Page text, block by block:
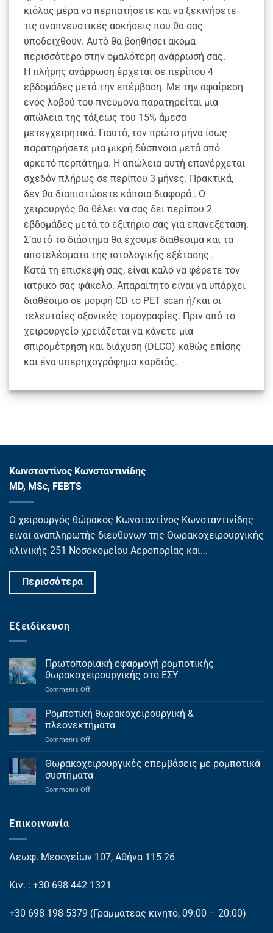
κιόλας μέρα να περπατήσετε και να ξεκινήσετε
τις αναπνευστικές ασκήσεις που θα σας
υποδειχθούν. Αυτό θα βοηθήσει ακόμα
περισσότερο στην ομαλότερη ανάρρωσή σας.
Η πλήρης ανάρρωση έρχεται σε περίπου 4
εβδομάδες μετά την επέμβαση. Με την αφαίρεση
ενός λοβού του πνεύμονα παρατηρείται μια
απώλεια της τάξεως του 15% άμεσα
μετεγχειρητικά. Γιαυτό, τον πρώτο μήνα ίσως
παρατηρήσετε μια μικρή δύσπνοια μετά από
αρκετό περπάτημα. Η απώλεια αυτή επανέρχεται
σχεδόν πλήρως σε περίπου 3 μήνες. Πρακτικά,
δεν θα διαπιστώσετε κάποια διαφορά . Ο
χειρουργός θα θέλει να σας δει περίπου 2
εβδομάδες μετά το εξιτήριο σας για επανεξέταση.
Σ’αυτό το διάστημα θα έχουμε διαθέσιμα και τα
αποτελέσματα της ιστολογικής εξέτασης .
Κατά τη επίσκεψή σας, είναι καλό να φέρετε τον
ιατρικό σας φάκελο. Απαραίτητο είναι να υπάρχει
διαθέσιμο σε μορφή CD το PET scan ή/και οι
τελευταίες αξονικές τομογραφίες. Πριν από το
χειρουργείο χρειάζεται να κάνετε μια
σπιρομέτρηση και διάχυση (DLCO) καθώς επίσης
και ένα υπερηχογράφημα καρδιάς.
Κωνσταντίνος Κωνσταντινίδης
MD, MSc, FEBTS
Ο χειρουργός θώρακος Κωνσταντίνος Κωνσταντινίδης
είναι αναπληρωτής διευθύνων της Θωρακοχειρουργικής
κλινικής 251 Νοσοκομείου Αεροπορίας και...
Περισσότερα
Εξειδίκευση
Πρωτοποριακή εφαρμογή ρομποτικής
θωρακοχειρουργικής στο ΕΣΥ
Comments Offon
εφαρμογή
ρομποτικής
θωρακοχειρουργικής
στο
Ρομποτική θωρακοχειρουργική &
πλεονεκτήματα
Comments Offon
θωρακοχειρουργική
πλεονεκτήματα
Θωρακοχειρουργικές επεμβάσεις με ρομποτικά
συστήματα
Comments Offon
Επικοινωνία
Λεωφ. Μεσογείων 107, Αθήνα 115 26
Κιν. : +30 698 442 1321
+30 698 198 5379 (Γραμματεας κινητό, 09:00 – 20:00)